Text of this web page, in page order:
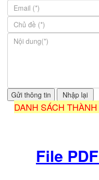
DANH SÁCH
File